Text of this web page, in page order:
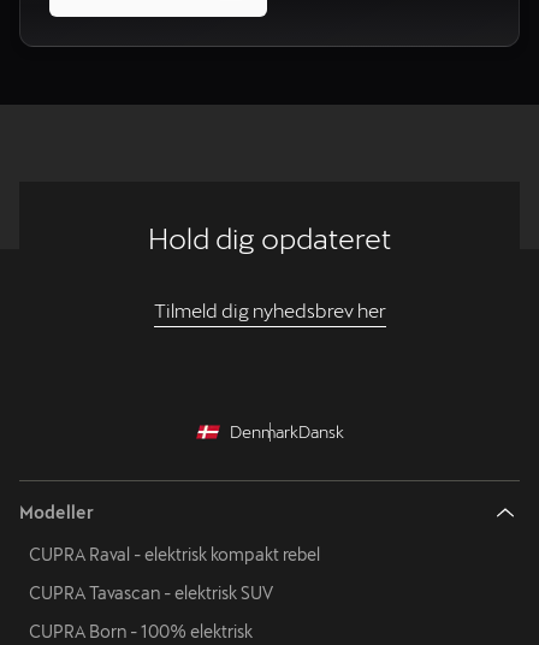
Hold dig opdateret
Tilmeld dig nyhedsbrev her
DenmarkDansk
Modeller
CUPRA Raval - elektrisk kompakt rebel
CUPRA Tavascan - elektrisk SUV
CUPRA Born - 100% elektrisk